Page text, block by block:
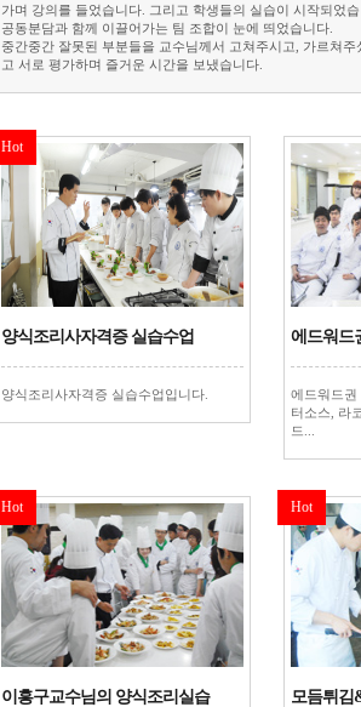
가며 강의를 들었습니다. 그리고 학생들의 실습이 시작되었
공동분담과 함께 이끌어가는 팀 조합이 눈에 띄었습니다.
중간중간 잘못된 부분들을 교수님께서 고쳐주시고, 가르쳐
고 서로 평가하며 즐거운 시간을 보냈습니다.
Hot
양식조리사자격증 실습수업
양식조리사자격증 실습수업입니다.
에드워드
에드워드
터소스, 라
드...
Hot
이흥구교수님의 양식조리실습
Hot
모듬튀김